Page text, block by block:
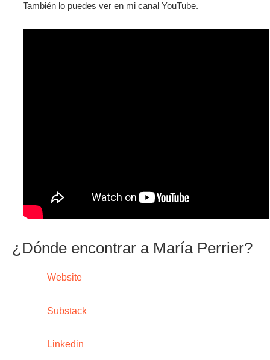
También lo puedes ver en mi canal YouTube.
¿Dónde encontrar a María Perrier?
Website
Substack
Linkedin